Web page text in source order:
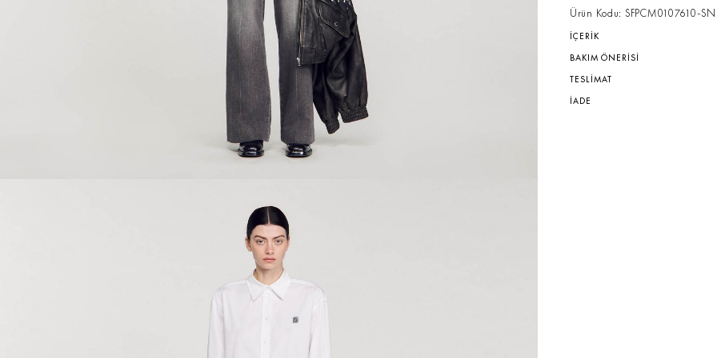
Ürün Kodu: SFPCM0107610-
İÇERİK
BAKIM ÖNERİSİ
TESLİMAT
İADE